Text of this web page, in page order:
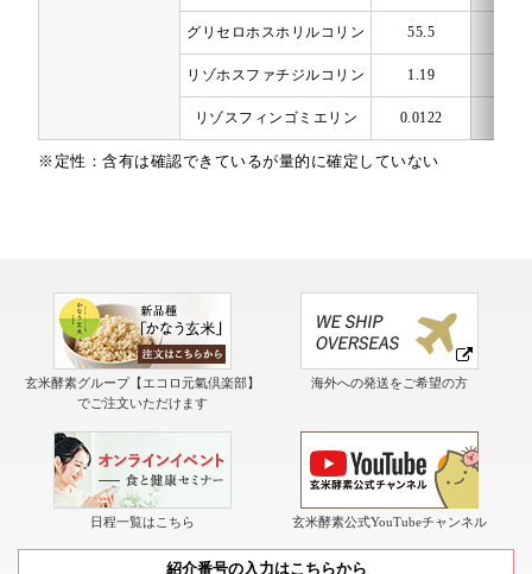
グリセロホスホリルコリン 55.5
リゾホスファチジルコリン 1.19
リゾスフィンゴミエリン 0.0122
※定性：含有は確認できているが量的に確定していない
玄米酵素グループ【エコロ元氣倶楽部】
でご注文いただけます
海外への発送をご希望の方
日程一覧はこちら 玄米酵素公式YouTubeチャンネル
紹介番号の入力はこちらから